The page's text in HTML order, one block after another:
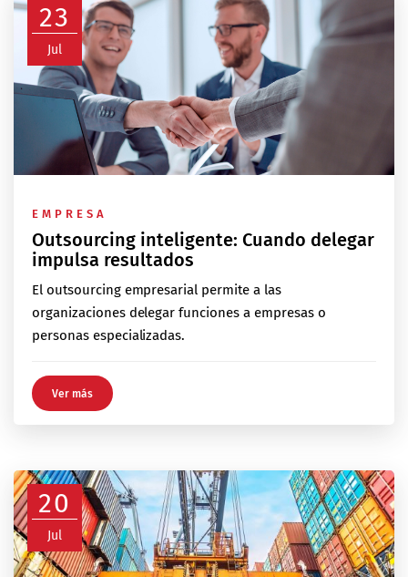
23
Jul
EMPRESA
Outsourcing inteligente: Cuando delegar
impulsa resultados
El outsourcing empresarial permite a las
organizaciones delegar funciones a empresas o
personas especializadas.
Ver más
20
Jul